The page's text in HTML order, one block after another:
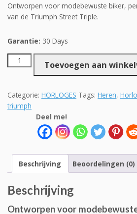
was:
€37,49.
is:
€27,50.
Ontworpen voor modebewuste biker,
van de Triumph Street Triple.
Garantie: 30 Days
Heren
horloge
band
Triumph
Street
Toevoegen aan
Categorie: HORLOGES Tags: Heren,
triumph
Deel me!
Beschrijving Beoordelingen (0)
Beschrijving
Ontworpen voor